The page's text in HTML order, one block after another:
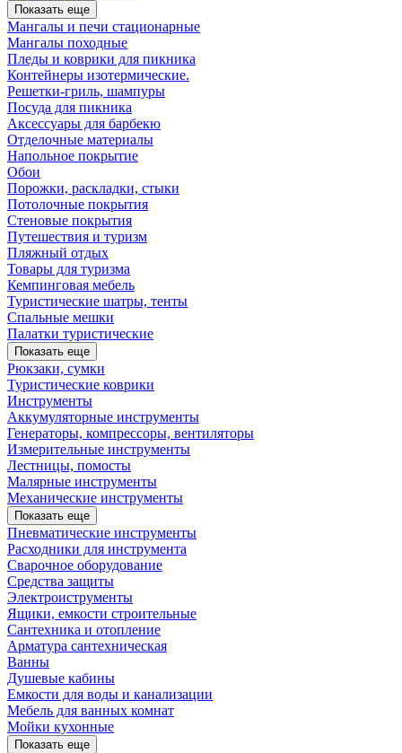
Показать еще
Мангалы и печи стационарные
Мангалы походные
Пледы и коврики для пикника
Контейнеры изотермические.
Решетки-гриль, шампуры
Посуда для пикника
Аксессуары для барбекю
Отделочные материалы
Напольное покрытие
Обои
Порожки, раскладки, стыки
Потолочные покрытия
Стеновые покрытия
Путешествия и туризм
Пляжный отдых
Товары для туризма
Кемпинговая мебель
Туристические шатры, тенты
Спальные мешки
Палатки туристические
Показать еще
Рюкзаки, сумки
Туристические коврики
Инструменты
Аккумуляторные инструменты
Генераторы, компрессоры, вентиляторы
Измерительные инструменты
Лестницы, помосты
Малярные инструменты
Механические инструменты
Показать еще
Пневматические инструменты
Расходники для инструмента
Сварочное оборудование
Средства защиты
Электроиструменты
Ящики, емкости строительные
Сантехника и отопление
Арматура сантехническая
Ванны
Душевые кабины
Емкости для воды и канализации
Мебель для ванных комнат
Мойки кухонные
Показать еще